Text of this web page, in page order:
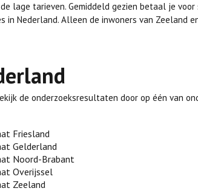
lage tarieven. Gemiddeld gezien betaal je
Nederland. Alleen de inwoners van Zeeland
de onderzoeksresultaten door op één van
Friesland
Gelderland
Noord-Brabant
Overijssel
Zeeland